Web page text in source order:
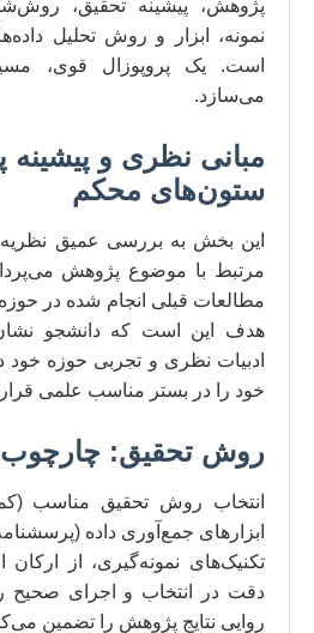
پژوهش، پیشینه تحقیق،
نمونه، ابزار و روش تحلیل
است. یک پروپوزال قوی،
می‌سازد.
مبانی نظری و
ستون‌های محکم
این بخش به بررسی عمیق
مرتبط با موضوع پژوهش
مطالعات قبلی انجام شده در
هدف این است که دانشجو
ادبیات نظری و تجربی حوزه خود
خود را در بستر مناسب علمی
روش تحقیق: چارچوب
انتخاب روش تحقیق مناسب
ابزارهای جمع‌آوری داده
تکنیک‌های نمونه‌گیری، از
دقت در انتخاب و اجرای صحیح
روایی نتایج پژوهش را تضمین